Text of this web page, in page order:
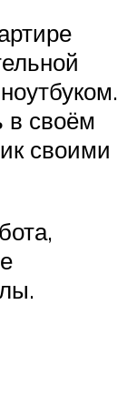
в своём
своими